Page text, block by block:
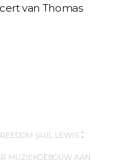
van Thomas
{AUL LEWIS :
MUZIEKGEBOUW AAN